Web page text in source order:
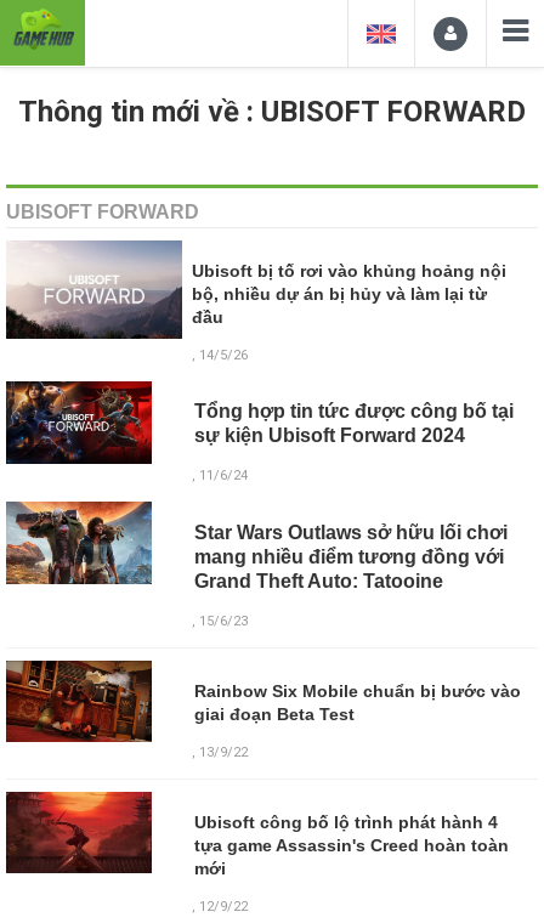
Thông tin mới về : UBISOFT FORWARD
UBISOFT FORWARD
Ubisoft bị tố rơi vào khủng hoảng nội
bộ, nhiều dự án bị hủy và làm lại từ
đầu
, 14/5/26
Tổng hợp tin tức được công bố tại
sự kiện Ubisoft Forward 2024
, 11/6/24
Star Wars Outlaws sở hữu lối chơi
mang nhiều điểm tương đồng với
Grand Theft Auto: Tatooine
, 15/6/23
Rainbow Six Mobile chuẩn bị bước vào
giai đoạn Beta Test
, 13/9/22
Ubisoft công bố lộ trình phát hành 4
tựa game Assassin's Creed hoàn toàn
mới
, 12/9/22